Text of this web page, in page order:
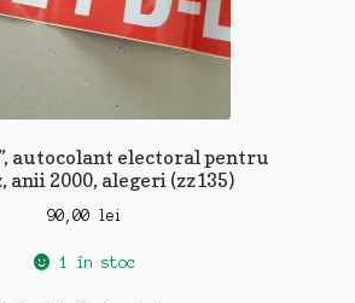
autocolant electoral pentru
anii 2000, alegeri (zz135)
90,00 lei
1 în stoc